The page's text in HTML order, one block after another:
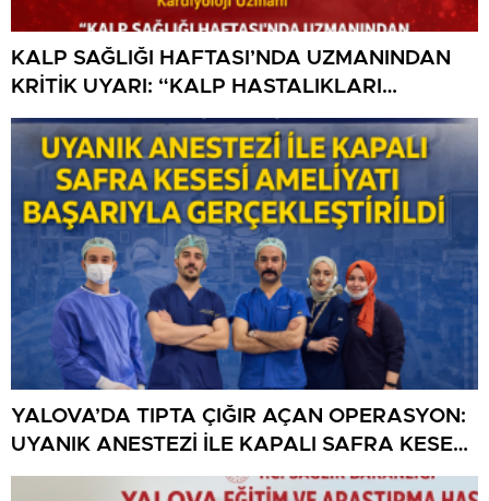
KALP SAĞLIĞI HAFTASI’NDA UZMANINDAN
KRİTİK UYARI: “KALP HASTALIKLARI
ÖNLENEBİLİR”
YALOVA’DA TIPTA ÇIĞIR AÇAN OPERASYON:
UYANIK ANESTEZİ İLE KAPALI SAFRA KESESİ
AMELİYATI BAŞARIYLA GERÇEKLEŞTİRİLDİ